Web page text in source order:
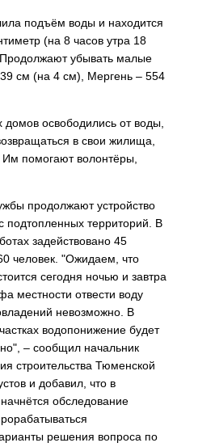
подъём воды и находится
(на 8 часов утра 18
убы­вать малые
см (на 4 см), Мергень – 554
домов освободились от воды,
в свои жилища,
Им помогают во­лонтёры,
продолжают устройство
подто­пленных территорий. В
задей­ствовано 45
человек. "Ожидаем, что
сегодня ночью и завтра
местности отвести воду
невозможно. В
водопонижение будет
– сообщил начальник
строительства Тюмен­ской
и добавил, что в
обследова­ние
решения вопроса по